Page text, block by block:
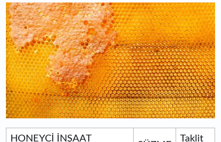
HONEYCİ İNŞAAT
Taklit